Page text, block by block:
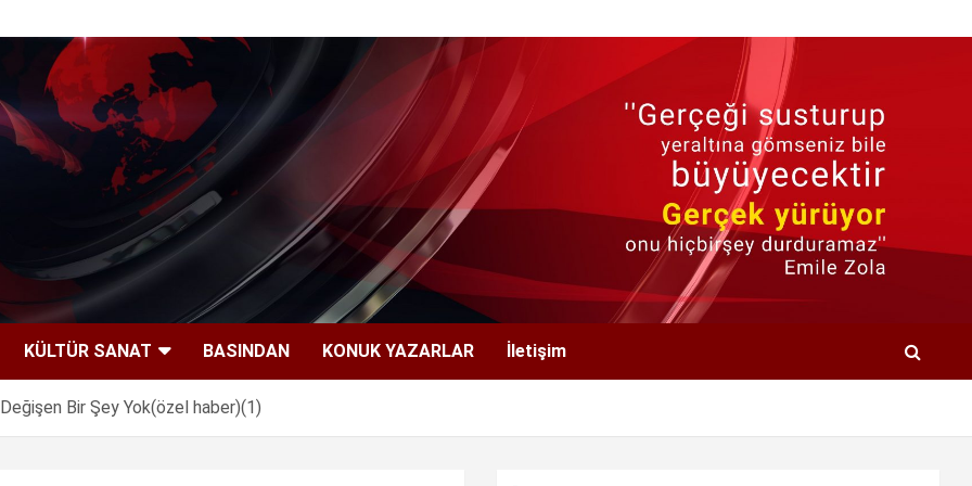
KÜLTÜR SANAT BASINDAN KONUK YAZARLAR İletişim
Bir Şey Yok(özel haber)(1)